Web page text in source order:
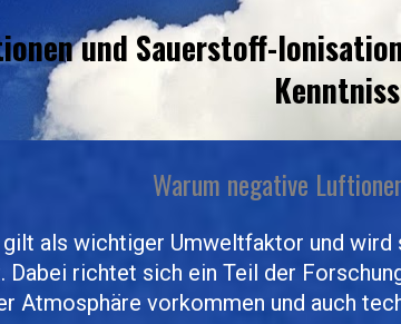
und Sauerstoff-
Warum negative
als wichtiger Umweltfaktor und
Dabei richtet sich ein Teil der
Atmosphäre vorkommen und auch